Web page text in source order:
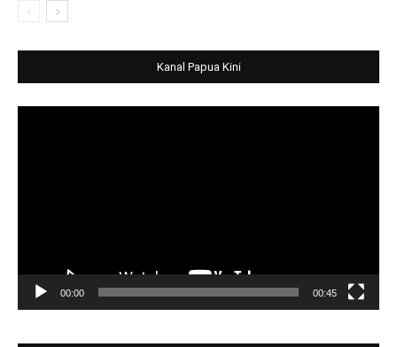
Kanal Papua Kini
00:00 00:45